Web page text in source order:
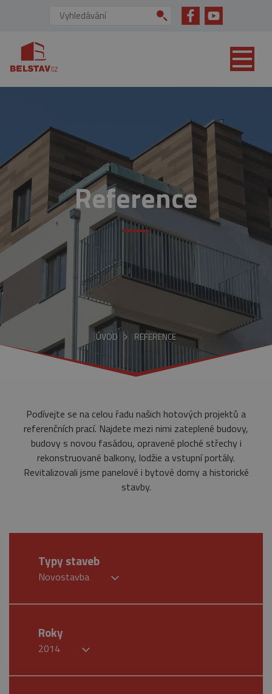
Vyhledávání:
Reference
ÚVOD REFERENCE
Podívejte se na celou řadu našich hotových projektů a
referenčních prací. Najdete mezi nimi zateplené budovy,
budovy s novou fasádou, opravené ploché střechy i
rekonstruované balkony, lodžie a vstupní portály.
Revitalizovali jsme panelové i bytové domy a historické
stavby.
Typy staveb
Novostavba
Roky
2014